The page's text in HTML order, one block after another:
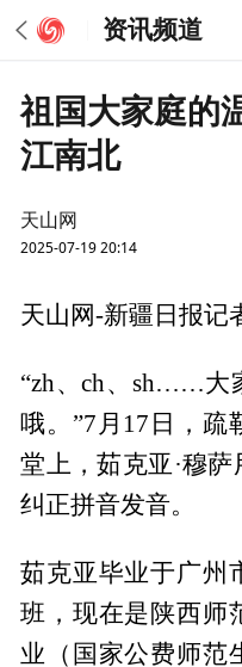
资讯频道
祖国大家庭的
江南北
天山网
2025-07-19 20:14
天山网-新疆日报记
“zh、ch、sh……大
哦。”7月17日，疏
堂上，茹克亚·穆
纠正拼音发音。
茹克亚毕业于广州
班，现在是陕西师
业（国家公费师范